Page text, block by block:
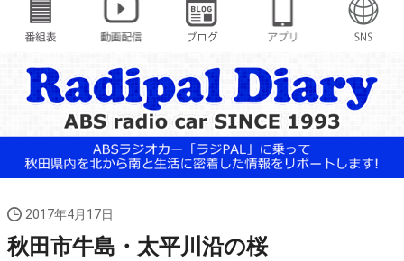
2017年4月17日
秋田市牛島・太平川沿の桜